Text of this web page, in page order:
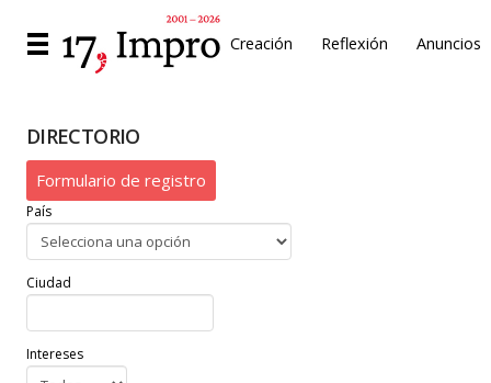
Creación Reflexión Anuncios
DIRECTORIO
Formulario de registro
País
Ciudad
Intereses